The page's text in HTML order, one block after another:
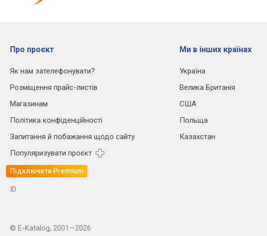
Про проєкт
Як нам зателефонувати?
Розміщення прайс-листів
Магазинам
Політика конфіденційності
Запитання й побажання щодо сайту
Популяризувати проєкт
Підключити Premium
Ми в інших країнах
Україна
Велика Британія
США
Польща
Казахстан
ID
© E-Katalog, 2001—2026